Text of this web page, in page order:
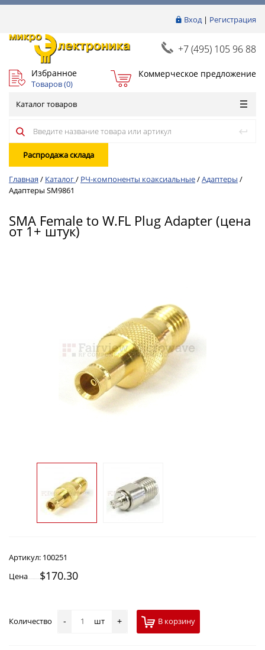
Вход| Регистрация
+7 (495) 105 96 88
Избранное
Товаров (0)
Коммерческое предложение
Каталог товаров
Распродажа склада
Главная / Каталог/ РЧ-компоненты коаксиальные/Адаптеры /
Адаптеры SM9861
SMA Female to W.FL Plug Adapter (цена
от 1+ штук)
Артикул: 100251
Цена
$170.30
Количество - шт + В корзину